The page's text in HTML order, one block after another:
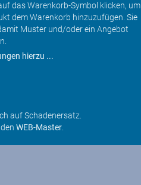
das Warenkorb-Symbol klicken, um
dem Warenkorb hinzuzufügen. Sie
Muster und/oder ein Angebot
hierzu ...
auf Schadenersatz.
WEB-Master.